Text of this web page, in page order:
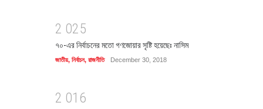
2 025
৭০-এর নির্বাচনের মতো গণজোয়ার সৃষ্টি হয়েছেঃ নাসিম
জাতীয়, নির্বাচন, রাজনীতি December 30, 2018
2 01 6